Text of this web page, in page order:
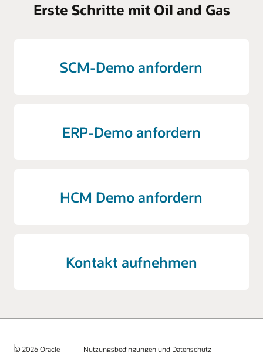
Erste Schritte mit Oil and Gas
SCM-Demo anfordern
ERP-Demo anfordern
HCM Demo anfordern
Kontakt aufnehmen
© 2026 Oracle Nutzungsbedingungen und Datenschutz